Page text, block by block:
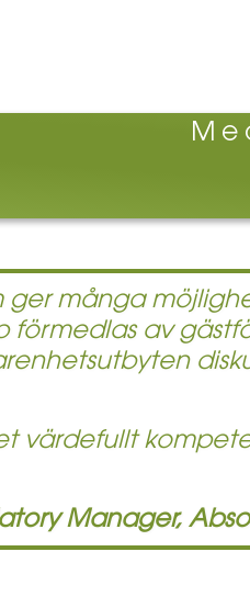
ger många
förmedlas av
värdefullt
Manager,